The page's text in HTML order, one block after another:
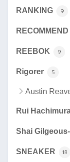
RANKING 9
RECOMMEND
REEBOK 9
Rigorer 5
Austin
Rui
Shai
SNEAKER 18